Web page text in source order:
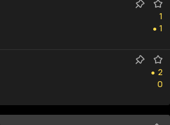
1
1
●
1
1
●
2
2
0
0